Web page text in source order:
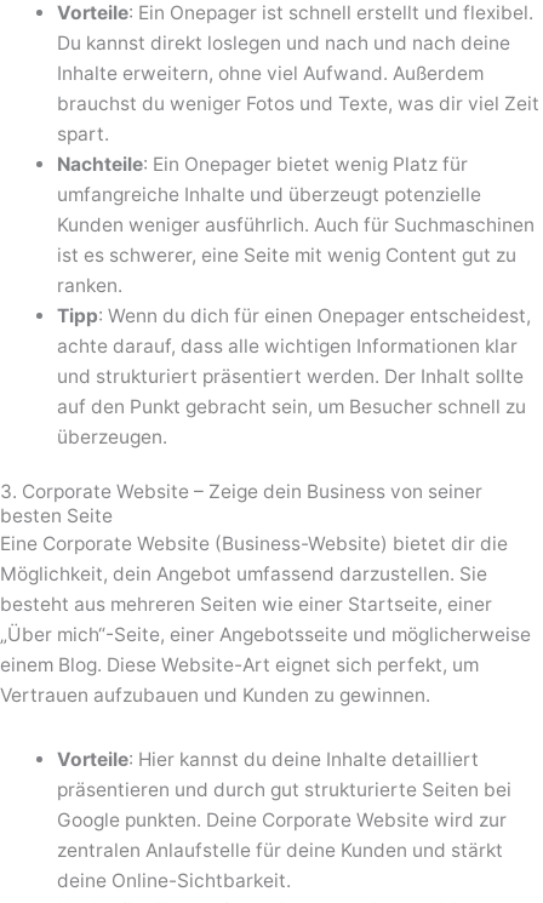
Vorteile: Ein Onepager ist schnell erstellt und flexibel.
Du kannst direkt loslegen und nach und nach deine
Inhalte erweitern, ohne viel Aufwand. Außerdem
brauchst du weniger Fotos und Texte, was dir viel Zeit
spart.
Nachteile: Ein Onepager bietet wenig Platz für
umfangreiche Inhalte und überzeugt potenzielle
Kunden weniger ausführlich. Auch für Suchmaschinen
ist es schwerer, eine Seite mit wenig Content gut zu
ranken.
Tipp: Wenn du dich für einen Onepager entscheidest,
achte darauf, dass alle wichtigen Informationen klar
und strukturiert präsentiert werden. Der Inhalt sollte
auf den Punkt gebracht sein, um Besucher schnell zu
überzeugen.
3. Corporate Website – Zeige dein Business von seiner
besten Seite
Eine Corporate Website (Business-Website) bietet dir die
Möglichkeit, dein Angebot umfassend darzustellen. Sie
besteht aus mehreren Seiten wie einer Startseite, einer
„Über mich“-Seite, einer Angebotsseite und möglicherweise
einem Blog. Diese Website-Art eignet sich perfekt, um
Vertrauen aufzubauen und Kunden zu gewinnen.
Vorteile: Hier kannst du deine Inhalte detailliert
präsentieren und durch gut strukturierte Seiten bei
Google punkten. Deine Corporate Website wird zur
zentralen Anlaufstelle für deine Kunden und stärkt
deine Online-Sichtbarkeit.